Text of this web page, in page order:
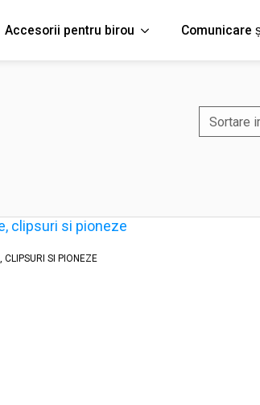
Accesorii pentru birou Comunicare
Filtreaza
Sort
CLIPSURI SI PIONEZE